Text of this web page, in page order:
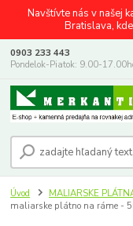
Navštívte nás v našej
Bratislava,
0903 233 443
Pondelok-Piatok: 9.00-
Úvod MALIARSKE
maliarske plátno na ráme -